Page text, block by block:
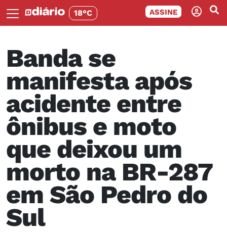
18°C ASSINE
Banda se
manifesta após
acidente entre
ônibus e moto
que deixou um
morto na BR-287
em São Pedro do
Sul